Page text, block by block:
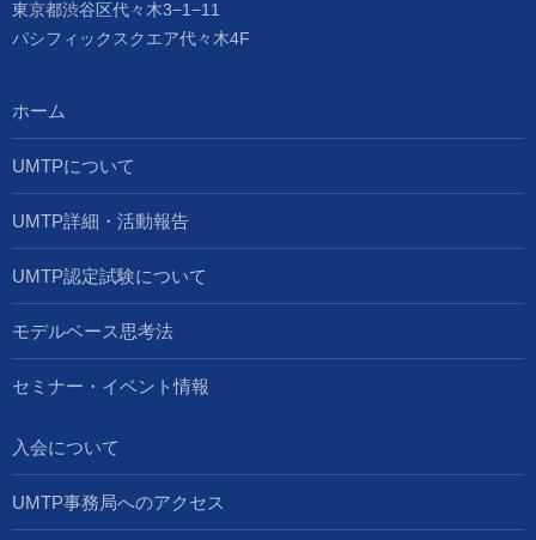
東京都渋谷区代々木3−1−11
パシフィックスクエア代々木4F
ホーム
UMTPについて
UMTP詳細・活動報告
UMTP認定試験について
モデルベース思考法
セミナー・イベント情報
入会について
UMTP事務局へのアクセス